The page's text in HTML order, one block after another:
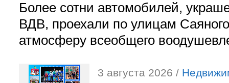
Более сотни автомобилей,
ВДВ, проехали по улицам
атмосферу всеобщего
3 августа 2026 /